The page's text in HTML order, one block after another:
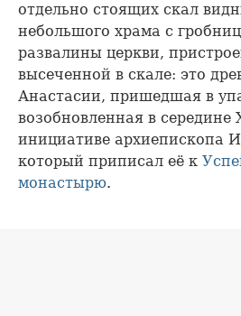
отдельно стоящих скал
небольшого храма с
развалины церкви,
высеченной в скале: это
Анастасии, пришедшая в
возобновленная в середине
инициативе архиепископа
который приписал её к
монастырю.